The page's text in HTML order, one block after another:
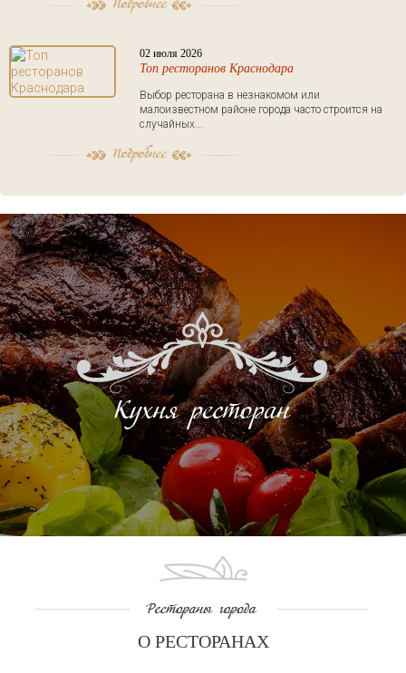
02 июля 2026
Топ ресторанов Краснодара
Выбор ресторана в незнакомом или
малоизвестном районе города часто строится на
случайных...
О РЕСТОРАНАХ